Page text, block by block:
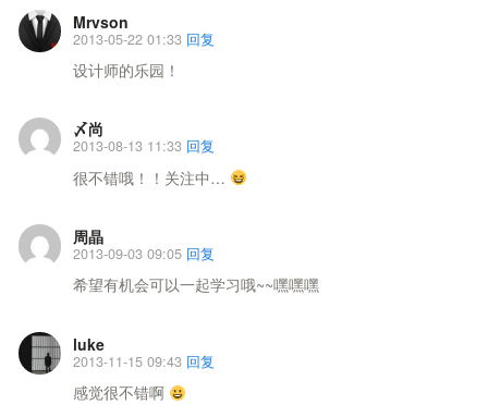
Mrvson
2013-05-22 01:33 回复
设计师的乐园！
〆尚
2013-08-13 11:33 回复
很不错哦！！关注中…
周晶
2013-09-03 09:05 回复
希望有机会可以一起学习哦~~嘿嘿嘿
luke
2013-11-15 09:43 回复
感觉很不错啊